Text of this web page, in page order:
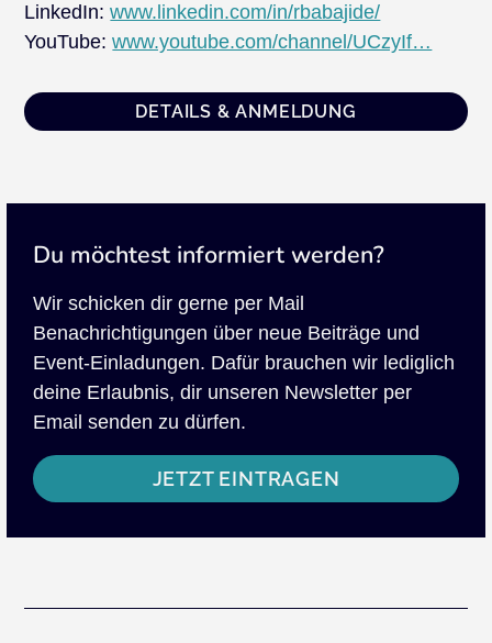
LinkedIn:www.linkedin.com/in/rbabajide/
YouTube:www.youtube.com/channel/UCzyIf…
DETAILS & ANMELDUNG
Du möchtest informiert werden?
Wir schicken dir gerne per Mail
Benachrichtigungen über neue Beiträge und
Event-Einladungen. Dafür brauchen wir lediglich
deine Erlaubnis, dir unseren Newsletter per
Email senden zu dürfen.
JETZT EINTRAGEN